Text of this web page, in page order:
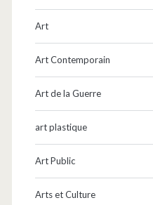
Art
Art Contemporain
Art de la Guerre
art plastique
Art Public
Arts et Culture